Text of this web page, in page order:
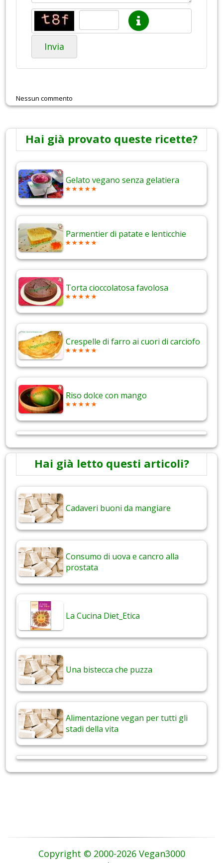
Invia
Nessun commento
Hai già provato queste ricette?
Gelato vegano senza gelatiera
Parmentier di patate e lenticchie
Torta cioccolatosa favolosa
Crespelle di farro ai cuori di carciofo
Riso dolce con mango
Hai già letto questi articoli?
Cadaveri buoni da mangiare
Consumo di uova e cancro alla
prostata
La Cucina Diet_Etica
Una bistecca che puzza
Alimentazione vegan per tutti gli
stadi della vita
Copyright © 2000-2026 Vegan3000